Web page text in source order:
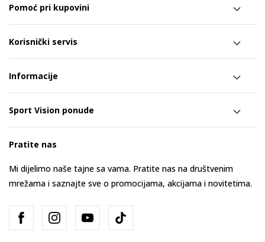
Pomoć pri kupovini
Korisnički servis
Informacije
Sport Vision ponude
Pratite nas
Mi dijelimo naše tajne sa vama. Pratite nas na društvenim
mrežama i saznajte sve o promocijama, akcijama i novitetima.